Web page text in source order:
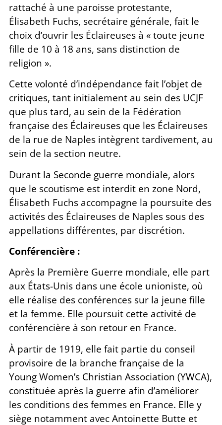
rattaché à une paroisse protestante,
Élisabeth Fuchs, secrétaire générale, fait le
choix d’ouvrir les Éclaireuses à « toute jeune
fille de 10 à 18 ans, sans distinction de
religion ».
Cette volonté d’indépendance fait l’objet de
critiques, tant initialement au sein des UCJF
que plus tard, au sein de la Fédération
française des Éclaireuses que les Éclaireuses
de la rue de Naples intègrent tardivement, au
sein de la section neutre.
Durant la Seconde guerre mondiale, alors
que le scoutisme est interdit en zone Nord,
Élisabeth Fuchs accompagne la poursuite des
activités des Éclaireuses de Naples sous des
appellations différentes, par discrétion.
Conférencière :
Après la Première Guerre mondiale, elle part
aux États-Unis dans une école unioniste, où
elle réalise des conférences sur la jeune fille
et la femme. Elle poursuit cette activité de
conférencière à son retour en France.
À partir de 1919, elle fait partie du conseil
provisoire de la branche française de la
Young Women’s Christian Association (YWCA),
constituée après la guerre afin d’améliorer
les conditions des femmes en France. Elle y
siège notamment avec Antoinette Butte et